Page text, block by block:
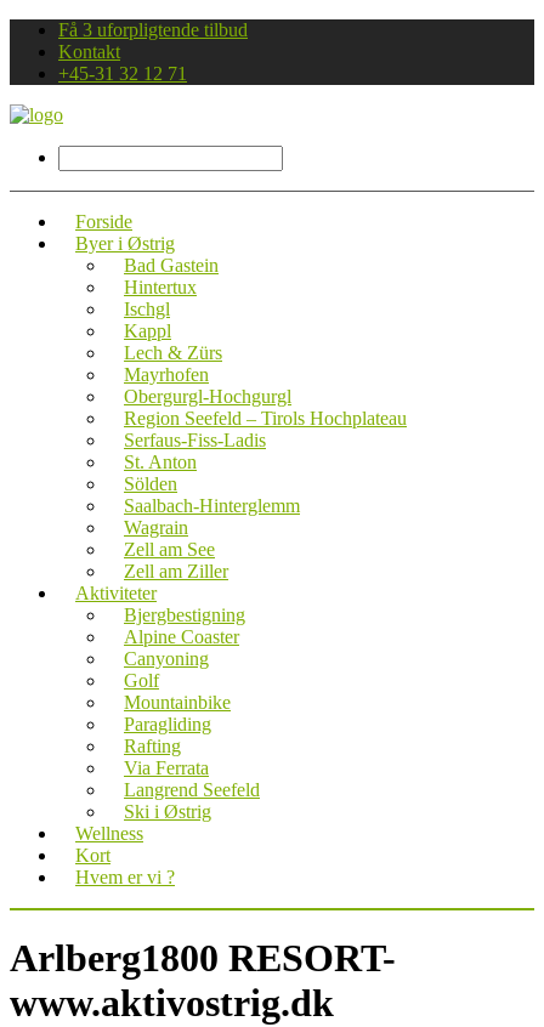
Få 3 uforpligtende tilbud
Kontakt
+45-31 32 12 71
Forside
Byer i Østrig
Bad Gastein
Hintertux
Ischgl
Kappl
Lech & Zürs
Mayrhofen
Obergurgl-Hochgurgl
Region Seefeld – Tirols Hochplateau
Serfaus-Fiss-Ladis
St. Anton
Sölden
Saalbach-Hinterglemm
Wagrain
Zell am See
Zell am Ziller
Aktiviteter
Bjergbestigning
Alpine Coaster
Canyoning
Golf
Mountainbike
Paragliding
Rafting
Via Ferrata
Langrend Seefeld
Ski i Østrig
Wellness
Kort
Hvem er vi ?
Arlberg1800 RESORT-
www.aktivostrig.dk